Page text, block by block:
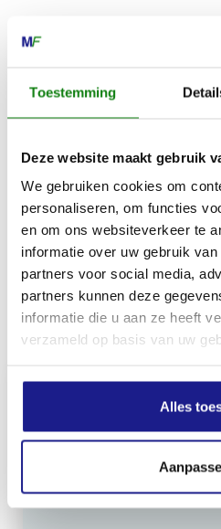
Toestemming
Deze website maakt gebruik
We gebruiken cookies om
personaliseren, om functies
en om ons websiteverkeer te
informatie over uw gebruik
partners voor social media,
partners kunnen deze
informatie die u aan ze heeft
verzameld op basis van uw
Alles
26 dB
L-waarde
Inhoud door
MECHANISATIE
8801 RD Franeker